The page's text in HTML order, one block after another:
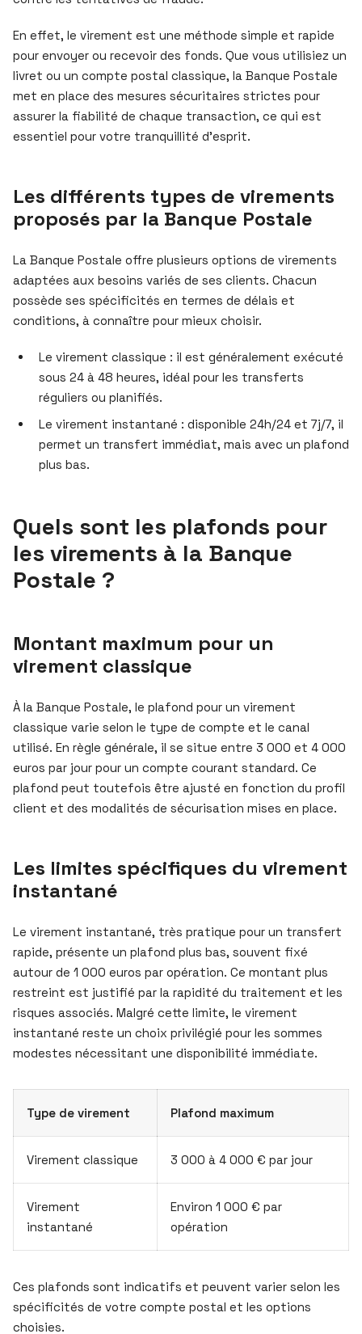
En effet, le virement est une méthode simple et rapide
pour envoyer ou recevoir des fonds. Que vous utilisiez un
livret ou un compte postal classique, la Banque Postale
met en place des mesures sécuritaires strictes pour
assurer la fiabilité de chaque transaction, ce qui est
essentiel pour votre tranquillité d’esprit.
Les différents types de virements
proposés par la Banque Postale
La Banque Postale offre plusieurs options de virements
adaptées aux besoins variés de ses clients. Chacun
possède ses spécificités en termes de délais et
conditions, à connaître pour mieux choisir.
Le virement classique : il est généralement exécuté
sous 24 à 48 heures, idéal pour les transferts
réguliers ou planifiés.
Le virement instantané : disponible 24h/24 et 7j/7, il
permet un transfert immédiat, mais avec un plafond
plus bas.
Quels sont les plafonds pour
les virements à la Banque
Postale ?
Montant maximum pour un
virement classique
À la Banque Postale, le plafond pour un virement
classique varie selon le type de compte et le canal
utilisé. En règle générale, il se situe entre 3 000 et 4 000
euros par jour pour un compte courant standard. Ce
plafond peut toutefois être ajusté en fonction du profil
client et des modalités de sécurisation mises en place.
Les limites spécifiques du virement
instantané
Le virement instantané, très pratique pour un transfert
rapide, présente un plafond plus bas, souvent fixé
autour de 1 000 euros par opération. Ce montant plus
restreint est justifié par la rapidité du traitement et les
risques associés. Malgré cette limite, le virement
instantané reste un choix privilégié pour les sommes
modestes nécessitant une disponibilité immédiate.
Type de virement Plafond maximum
Virement classique 3 000 à 4 000 € par jour
Virement
instantané
Environ 1 000 € par
opération
Ces plafonds sont indicatifs et peuvent varier selon les
spécificités de votre compte postal et les options
choisies.